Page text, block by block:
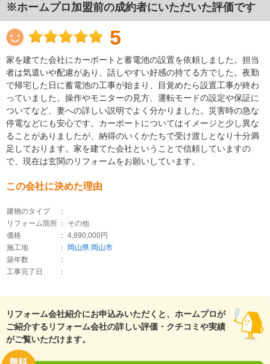
※ホームプロ加盟前の成約者にいただいた評価です
5
家を建てた会社にカーポートと蓄電池の設置を依頼しました。担当
者は気遣いや配慮があり、話しやすい好感の持てる方でした。夜勤
で帰宅した日に蓄電池の工事が始まり、目覚めたら設置工事が終わ
っていました。操作やモニターの見方、運転モードの設定や保証に
ついてなど、妻への詳しい説明でよく分かりました。災害時の急な
停電などにも安心です。カーポートについてはイメージと少し異な
ることがありましたが、納得のいくかたちで受け渡しとなり十分満
足しております。家を建てた会社ということで信頼していますの
で、現在は玄関のリフォームをお願いしています。
この会社に決めた理由
建物のタイプ
：
リフォーム箇所 ： その他
価格
： 4,890,000円
施工地
： 岡山県 岡山市
築年数
：
工事完了日
：
リフォーム会社紹介にお申込みいただくと、ホームプロが
ご紹介するリフォーム会社の詳しい評価・クチコミや実績
がご覧いただけます。